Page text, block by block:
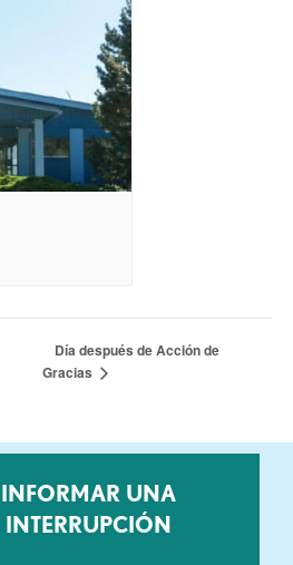
Día después de Acción de
Gracias
INFORMAR UNA
INTERRUPCIÓN